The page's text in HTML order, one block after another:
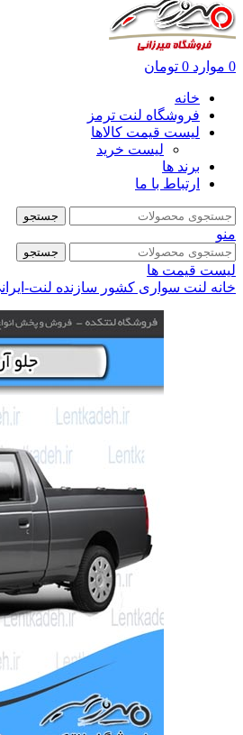
0 موارد 0 تومان
خانه
فروشگاه لنت ترمز
لیست قیمت کالاها
لیست خرید
برند ها
ارتباط با ما
جستجو
منو
جستجو
لیست قیمت ها
خانه لنت سواری کشور سازنده لنت-